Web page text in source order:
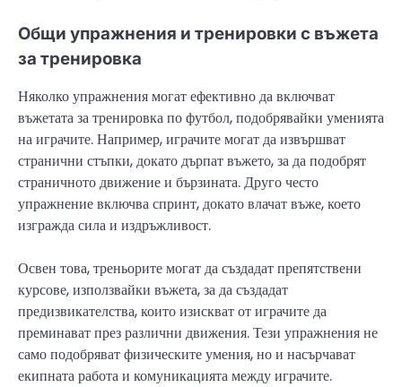
Общи упражнения и тренировки с въжета
за тренировка
Няколко упражнения могат ефективно да включват
въжетата за тренировка по футбол, подобрявайки уменията
на играчите. Например, играчите могат да извършват
странични стъпки, докато дърпат въжето, за да подобрят
страничното движение и бързината. Друго често
упражнение включва спринт, докато влачат въже, което
изгражда сила и издръжливост.
Освен това, треньорите могат да създадат препятствени
курсове, използвайки въжета, за да създадат
предизвикателства, които изискват от играчите да
преминават през различни движения. Тези упражнения не
само подобряват физическите умения, но и насърчават
екипната работа и комуникацията между играчите.